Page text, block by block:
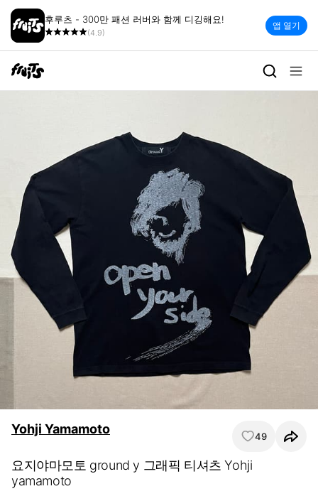
후루츠 - 300만 패션 러버와 함께 디깅해요!
(4.9)
앱 열기
Yohji Yamamoto 49
요지야마모토 ground y 그래픽 티셔츠 Yohji
yamamoto